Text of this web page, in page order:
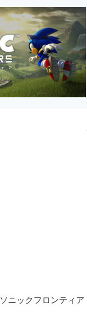
ソニックフロンティア